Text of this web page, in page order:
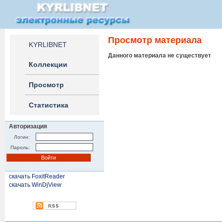
KYRLIBNET
Коллекции
Просмотр
Статистика
Авторизация
Логин:
Пароль:
скачать FoxitReader
скачать WinDjView
Просмотр материала
Данного материала не существует